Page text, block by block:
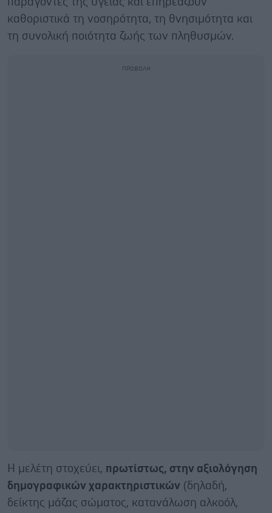
καθοριστικά τη νοσηρότητα, τη θνησιμότητα και
τη συνολική ποιότητα ζωής των πληθυσμών.
Η μελέτη στοχεύει, πρωτίστως, στην αξιολόγηση
δημογραφικών χαρακτηριστικών (δηλαδή,
δείκτης μάζας σώματος, κατανάλωση αλκοόλ,